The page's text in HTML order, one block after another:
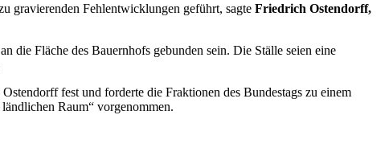
gravierenden Fehlentwicklungen geführt, sagte Friedrich Ostendorff,
die Fläche des Bauernhofs gebunden sein. Die Ställe seien eine
fest und forderte die Fraktionen des Bundestags zu einem
Raum“ vorgenommen.